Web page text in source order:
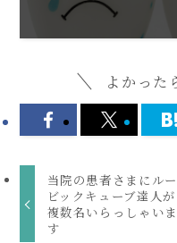
よかった
当院の患者さまにルー
ビックキューブ達人が
複数名いらっしゃいま
す